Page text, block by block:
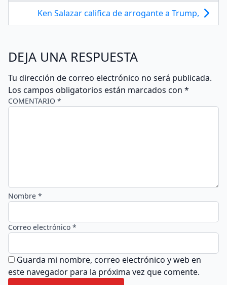
Ken Salazar califica de arrogante a Trump,
DEJA UNA RESPUESTA
Tu dirección de correo electrónico no será publicada.
Los campos obligatorios están marcados con *
COMENTARIO *
Nombre *
Correo electrónico *
Guarda mi nombre, correo electrónico y web en
este navegador para la próxima vez que comente.